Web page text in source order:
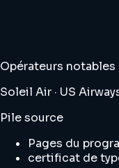
Opérateurs notables
Soleil Air · US
Pile source
Pages du
certificat de